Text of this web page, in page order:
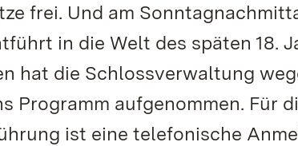
frei. Und am
in die Welt des späten 18.
hat die Schlossverwaltung
Programm aufgenommen. Für
ist eine telefonische